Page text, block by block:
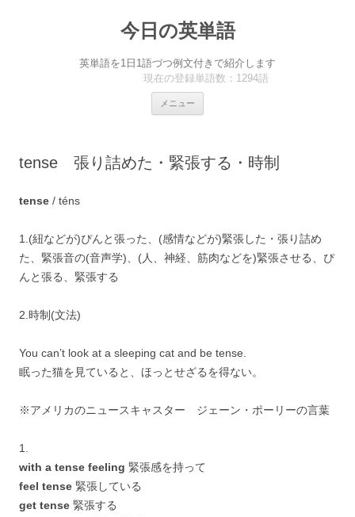
今日の英単語
英単語を1日1語づつ例文付きで紹介します
現在の登録単語数：1294語
メニュー
ス
キ
tense 張り詰めた・緊張する・時制
tense / téns
1.(紐などが)ぴんと張った、(感情などが)緊張した・張り詰め
た、緊張音の(音声学)、(人、神経、筋肉などを)緊張させる、ぴ
んと張る、緊張する
2.時制(文法)
You can’t look at a sleeping cat and be tense.
眠った猫を見ていると、ほっとせざるを得ない。
※アメリカのニュースキャスター ジェーン・ポーリーの言葉
1.
with a tense feeling 緊張感を持って
feel tense 緊張している
get tense 緊張する